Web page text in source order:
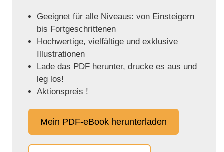
Geeignet für alle Niveaus: von Einsteigern
bis Fortgeschrittenen
Hochwertige, vielfältige und exklusive
Illustrationen
Lade das PDF herunter, drucke es aus und
leg los!
Aktionspreis !
Mein PDF-eBook herunterladen